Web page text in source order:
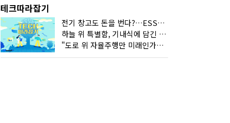
테크따라잡기
전기 창고도 돈을 번다?…ESS의 '두뇌' EMO가 뭐길래
하늘 위 특별함, 기내식에 담긴 기술의 세계
"도로 위 자율주행만 미래인가요"…진흙탕서 길 내는 HD현대 AI 기술